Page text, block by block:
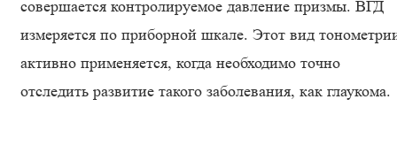
совершается контролируемое давление призмы. ВГД
измеряется по приборной шкале. Этот вид
активно применяется, когда необходимо точно
отследить развитие такого заболевания, как глаукома.